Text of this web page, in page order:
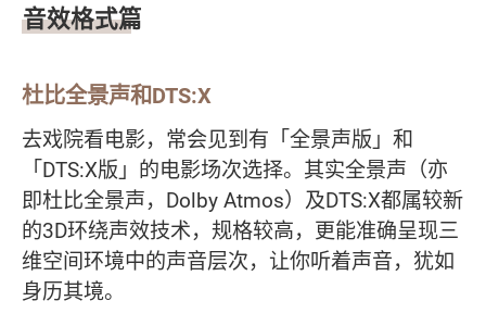
音效格式篇
杜比全景声和DTS:X
去戏院看电影，常会见到有「全景声版」和
「DTS:X版」的电影场次选择。其实全景声（亦
即杜比全景声，Dolby Atmos）及DTS:X都属较新
的3D环绕声效技术，规格较高，更能准确呈现三
维空间环境中的声音层次，让你听着声音，犹如
身历其境。